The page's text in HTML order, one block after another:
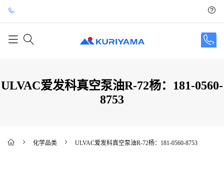
ULVAC爱发科真空泵油R-72杨：181-0560-
8753
化学品类 ULVAC爱发科真空泵油R-72杨：181-0560-8753